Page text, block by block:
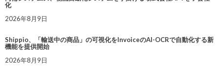
化
2026年8月9日
Shippio、「輸送中の商品」の可視化をInvoiceのAI-OCRで自動化する新
機能を提供開始
2026年8月9日